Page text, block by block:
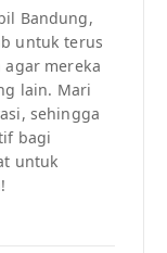
Bandung,
untuk terus
mereka
lain. Mari
sehingga
bagi
untuk